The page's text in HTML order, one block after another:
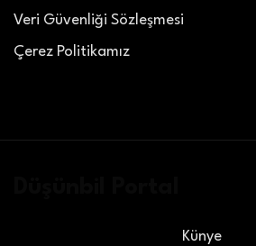
Veri Güvenliği Sözleşmesi
Çerez Politikamız
Künye